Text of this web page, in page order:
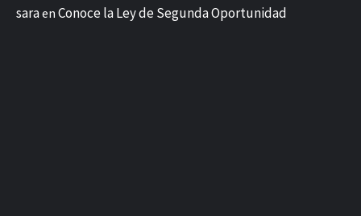
saraen Conoce la Ley de Segunda Oportunidad